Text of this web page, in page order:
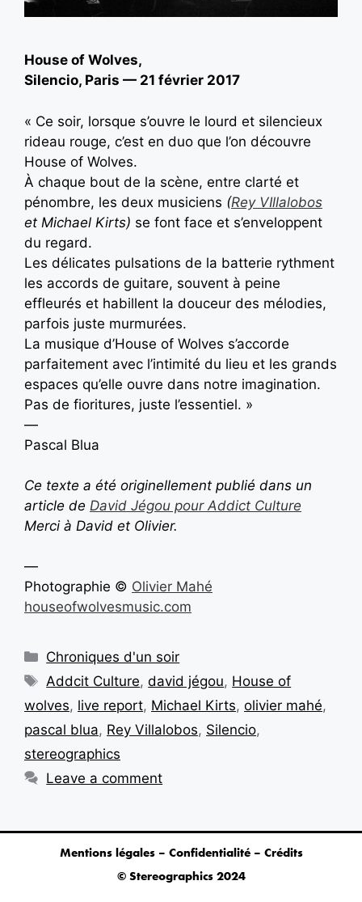
House of Wolves,
Silencio, Paris — 21 février 2017
« Ce soir, lorsque s’ouvre le lourd et silencieux
rideau rouge, c’est en duo que l’on découvre
House of Wolves.
À chaque bout de la scène, entre clarté et
pénombre, les deux musiciens (Rey VIllalobos
et Michael Kirts) se font face et s’enveloppent
du regard.
Les délicates pulsations de la batterie rythment
les accords de guitare, souvent à peine
effleurés et habillent la douceur des mélodies,
parfois juste murmurées.
La musique d’House of Wolves s’accorde
parfaitement avec l’intimité du lieu et les grands
espaces qu’elle ouvre dans notre imagination.
Pas de fioritures, juste l’essentiel. »
—
Pascal Blua
Ce texte a été originellement publié dans un
article de David Jégou pour Addict Culture
Merci à David et Olivier.
—
Photographie © Olivier Mahé
houseofwolvesmusic.com
Chroniques d'un soir
Addcit Culture,david jégou, House of
wolves, live report, Michael Kirts, olivier mahé,
pascal blua, Rey Villalobos, Silencio,
stereographics
Leave a comment
Mentions légales – Confidentialité – Crédits
© Stereographics 2024